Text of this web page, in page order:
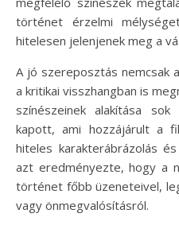
történet érzelmi
hitelesen jelenjenek meg a
A jó szereposztás nemcsak
a kritikai visszhangban is
színészeinek alakítása
kapott, ami hozzájárult a
hiteles karakterábrázolás
azt eredményezte, hogy a
történet főbb üzeneteivel,
vagy önmegvalósításról.